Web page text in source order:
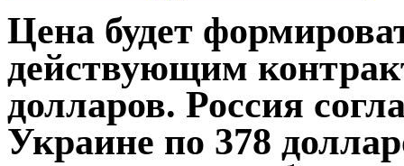
Цена будет
действующим
долларов. Россия
Украине по 378